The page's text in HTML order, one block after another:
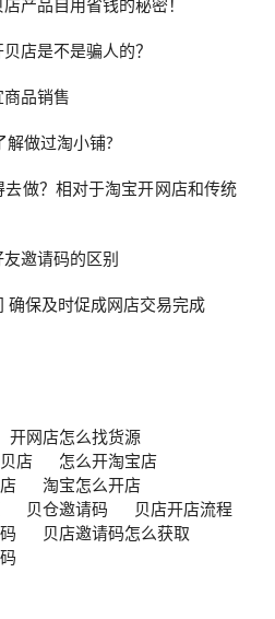
产品自用省钱的秘密！
店是不是骗人的？
品销售
解做过淘小铺?
做？相对于淘宝开网店和传统
邀请码的区别
确保及时促成网店交易完成
开网店怎么找货源
店
怎么开淘宝店
淘宝怎么开店
贝仓邀请码
贝店开店流程
贝店邀请码怎么获取